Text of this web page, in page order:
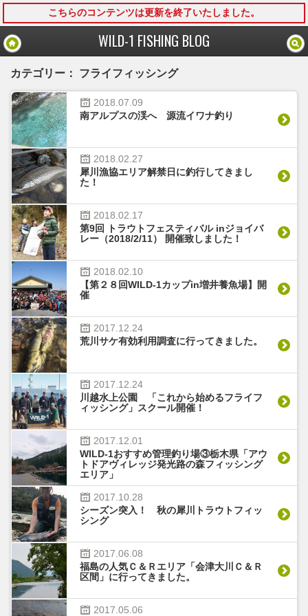
こちらのコンテンツは更新を終了いたしました。
WILD-1 FISHING BLOG
カテゴリー： フライフィッシング
2018. 07. 09
南アルプスの渓へ 源流イワナ釣り
2018. 02. 27
犀川漁協エリア解禁日に釣行してきまし
た！
2018. 02. 17
第9回 トラウトフェスティバル inジョイバ
レー（2018/2/11） 開催致しました！
2018. 02. 10
【第２８回WILD-1カップin増井養魚場】開
催
2017. 12. 24
荒川サケ有効利用調査に行ってきました。
2017. 12. 24
川越水上公園 「これから始めるフライフ
ィッシング」スクール開催！
2017. 12. 01
WILD-1おすすめ管理釣り場③栃木県「アウ
トドアヴィレッジ発光路の森フィッシング
エリア」
2017. 10. 28
シーズン突入！ 秋の犀川トラウトフィッ
シング
2017. 06. 08
福島の人気Ｃ＆Ｒエリア「会津大川Ｃ＆Ｒ
区間」に行ってきました。
2017. 05. 06
モバイル PC